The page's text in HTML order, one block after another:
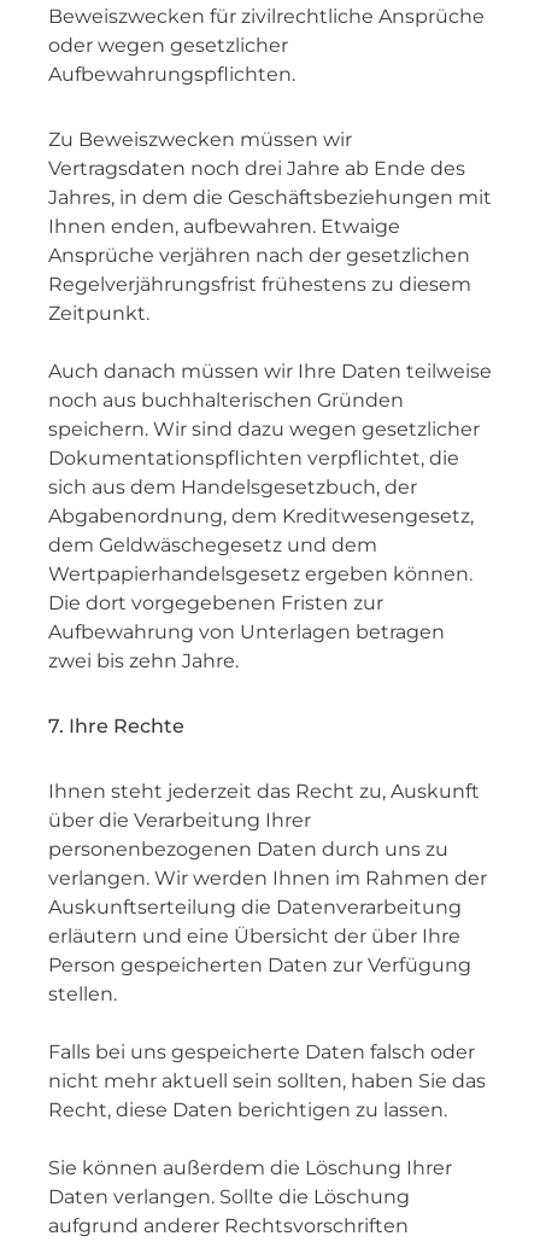
Beweiszwecken für zivilrechtliche Ansprüche
oder wegen gesetzlicher
Aufbewahrungspflichten.
Zu Beweiszwecken müssen wir
Vertragsdaten noch drei Jahre ab Ende des
Jahres, in dem die Geschäftsbeziehungen mit
Ihnen enden, aufbewahren. Etwaige
Ansprüche verjähren nach der gesetzlichen
Regelverjährungsfrist frühestens zu diesem
Zeitpunkt.
Auch danach müssen wir Ihre Daten teilweise
noch aus buchhalterischen Gründen
speichern. Wir sind dazu wegen gesetzlicher
Dokumentationspflichten verpflichtet, die
sich aus dem Handelsgesetzbuch, der
Abgabenordnung, dem Kreditwesengesetz,
dem Geldwäschegesetz und dem
Wertpapierhandelsgesetz ergeben können.
Die dort vorgegebenen Fristen zur
Aufbewahrung von Unterlagen betragen
zwei bis zehn Jahre.
7. Ihre Rechte
Ihnen steht jederzeit das Recht zu, Auskunft
über die Verarbeitung Ihrer
personenbezogenen Daten durch uns zu
verlangen. Wir werden Ihnen im Rahmen der
Auskunftserteilung die Datenverarbeitung
erläutern und eine Übersicht der über Ihre
Person gespeicherten Daten zur Verfügung
stellen.
Falls bei uns gespeicherte Daten falsch oder
nicht mehr aktuell sein sollten, haben Sie das
Recht, diese Daten berichtigen zu lassen.
Sie können außerdem die Löschung Ihrer
Daten verlangen. Sollte die Löschung
aufgrund anderer Rechtsvorschriften